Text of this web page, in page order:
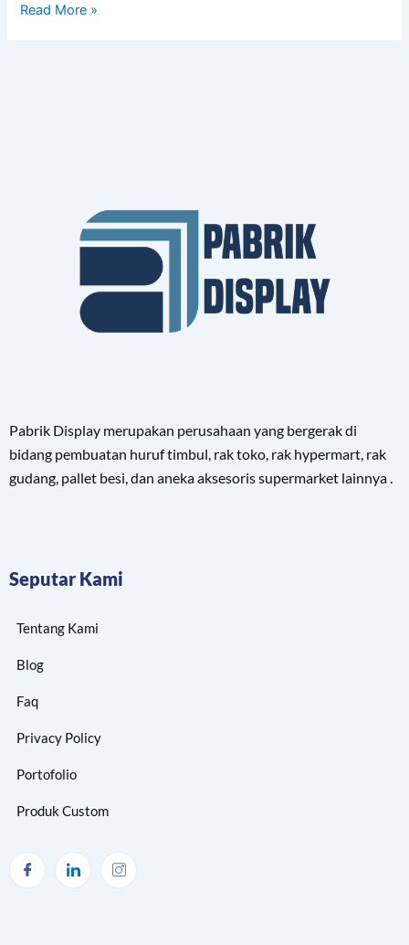
Read More »
Pabrik Display merupakan perusahaan yang bergerak di
bidang pembuatan huruf timbul, rak toko, rak hypermart, rak
gudang, pallet besi, dan aneka aksesoris supermarket lainnya .
Seputar Kami
Tentang Kami
Blog
Faq
Privacy Policy
Portofolio
Produk Custom